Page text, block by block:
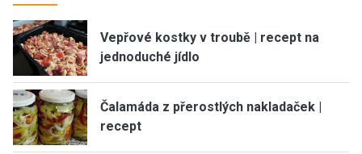
Vepřové kostky v troubě | recept na
jednoduché jídlo
Čalamáda z přerostlých nakladaček |
recept